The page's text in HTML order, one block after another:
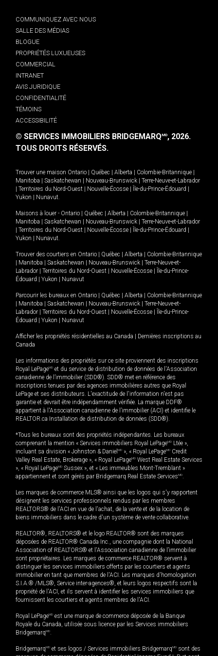
COMMUNIQUEZ AVEC NOUS
SALLE DES MÉDIAS
BLOGUE
PROPRIÉTÉS LUXUEUSES
COMMERCIAL
INTRANET
AVIS JURIDIQUE
CONFIDENTIALITÉ
TÉMOINS
ACCESSIBILITÉ
© SERVICES IMMOBILIERS BRIDGEMARQMD, 2026.
TOUS DROITS RÉSERVÉS.
Trouver une maison Ontario Québec Alberta Colombie-Britannique
Manitoba
Saskatchewan Nouveau-Brunswick
Terre-Neuve-et-Labrador
Territoires du Nord-Ouest Nouvelle-Écosse Île-du-Prince-Édouard
Yukon
Nunavut.
Maisons à louer - Ontario Québec Alberta Colombie-Britannique
Manitoba
Saskatchewan Nouveau-Brunswick
Terre-Neuve-et-Labrador
Territoires du Nord-Ouest Nouvelle-Écosse Île-du-Prince-Édouard
Yukon
Nunavut.
Trouver des courtiers en Ontario Québec Alberta
Colombie-Britannique
Manitoba Saskatchewan Nouveau-Brunswick
Terre-Neuve-et-
Labrador
Territoires du Nord-Ouest Nouvelle-Écosse
Île-du-Prince-
Édouard
Yukon Nunavut
Parcourir les bureaux en Ontario Québec Alberta
Colombie-Britannique
Manitoba Saskatchewan Nouveau-Brunswick
Terre-Neuve-et-
Labrador
Territoires du Nord-Ouest Nouvelle-Écosse
Île-du-Prince-
Édouard
Yukon Nunavut
Afficher les propriétés résidentielles au Canada
Dernières inscriptions au
Canada
Les informations des propriétés sur ce site proviennent des inscriptions
Royal LePageMD et du service de distribution de données de l'Association
canadienne de l’immobilier (SDD®). SDD® met en référence des
inscriptions tenues par des agences immobilières autres que Royal
LePage et ses distributeurs. L'exactitude de l'information n'est pas
garantie et devrait être indépendamment vérifiée. La marque DDF®
appartient à l'Association canadienne de l’immobilier (ACI) et identifie le
REALTOR.ca Installation de distribution de données (SDD®).
*Tous les bureaux sont des propriétés indépendantes. Les bureaux
comprenant la mention « Services immobiliers Royal LePageMD Ltée »,
incluant sa division « Johnston & Daniel MD », « Royal LePageMD Credit
Valley Real Estate, Brokerage », « Royal LePageMD West Real Estate Services
», « Royal LePageMD Sussex », et « Les immeubles Mont-Tremblant »
appartiennent et sont gérés par Bridgemarq Real Estate ServicesMD.
Les marques de commerce MLS® ainsi que les logos qui s'y rapportent
désignent les services professionnels rendus par les membres
REALTORS® de l'ACI en vue de l'achat, de la vente et de la location de
biens immobiliers dans le cadre d'un système de vente collaborative.
REALTOR®, REALTORS® et le logo REALTOR® sont des marques
déposées de REALTOR® Canada Inc., une compagnie dont la National
Association of REALTORS® et l'Association canadienne de l’immobilier
sont propriétaires. Les marques de commerce REALTOR® servent à
distinguer les services immobiliers offerts par les courtiers et agents
immobilier en tant que membres de l'ACI. Les marques d'homologation
S.I.A.® /MLS®, Service inter-agences®, et leurs logos respectifs sont la
propriété de l'ACI, et ils servent à identifier les services immobiliers que
fournissent les courtiers et agents membres de l'ACI.
Royal LePageMD est une marque de commerce déposée de la Banque
Royale du Canada, utilisée sous licence par les Services immobiliers
BridgemarqMD.
BridgemarqMD et ses logos / Services immobiliers BridgemarqMD sont des